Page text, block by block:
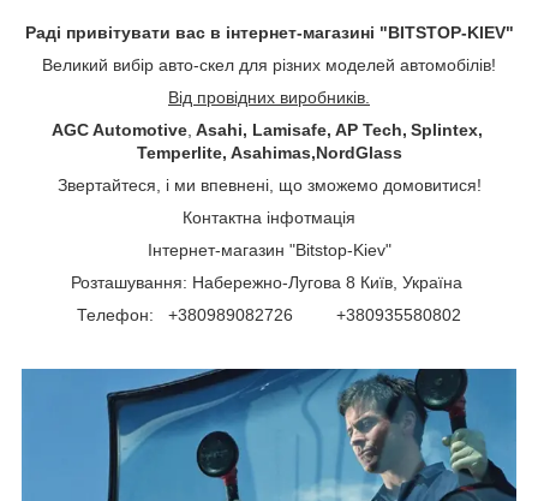
Раді привітувати вас в інтернет-магазині "BITSTOP-KIEV"
Великий вибір авто-скел для різних моделей автомобілів!
Від провідних виробників.
AGC Automotive Asahi, Lamisafe, AP Tech, Splintex,
Temperlite, Asahimas,NordGlass
Звертайтеся, і ми впевнені, що зможемо домовитися!
Контактна інфотмація
Інтернет-магазин "Bitstop-Kiev"
Розташування: Набережно-Лугова 8 Київ, Україна
Телефон: +380989082726 +380935580802